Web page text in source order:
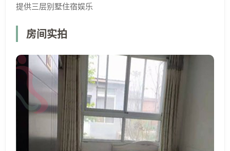
提供三层别墅住宿娱乐
房间实拍